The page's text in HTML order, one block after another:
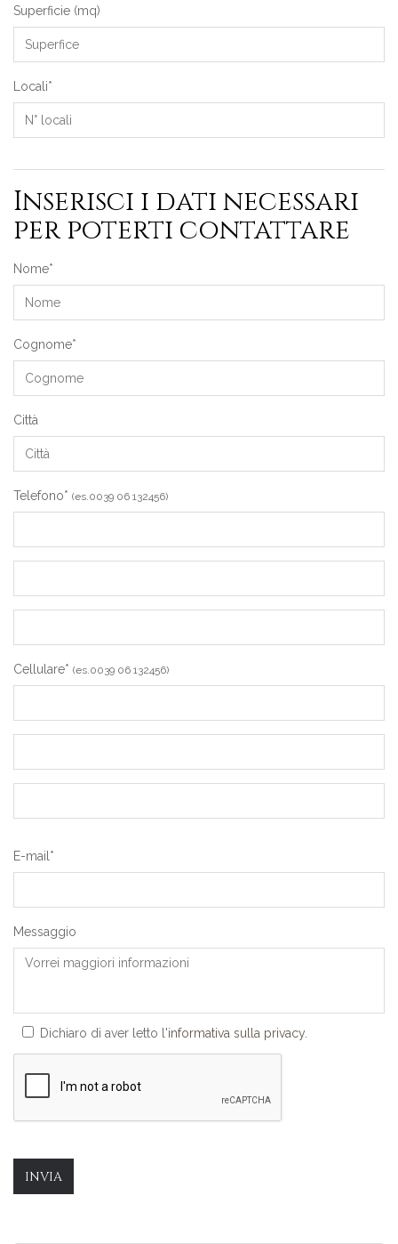
Superficie (mq)
Locali*
Inserisci i dati necessari
per poterti contattare
Nome*
Cognome*
Città
Telefono* (es.0039 06 132456)
Cellulare* (es.0039 06 132456)
E-mail*
Messaggio
Dichiaro di aver letto l'informativa sulla privacy.
INVIA